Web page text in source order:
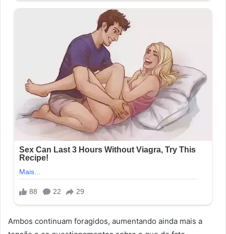
Ambos continuam foragidos, aumentando ainda mais a